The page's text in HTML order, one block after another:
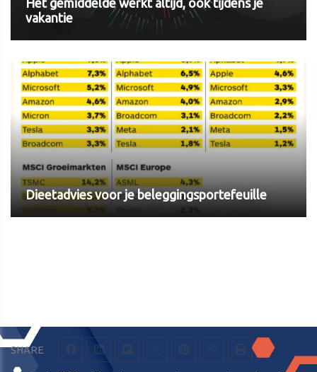
SHARE
Het gemiddelde werkt altijd, ook tijdens je
vakantie
Dieetadvies voor je beleggingsportefeuille